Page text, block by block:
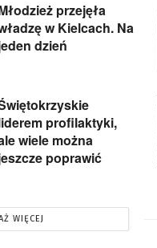
przejęła
w Kielcach. Na
dzień
profilaktyki,
wiele można
poprawić
WIĘCEJ